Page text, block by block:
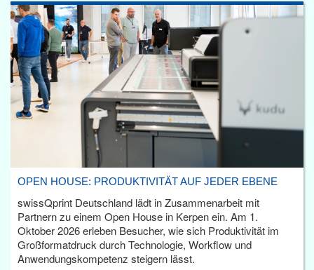
OPEN HOUSE: PRODUKTIVITÄT AUF JEDER EBENE
swissQprint Deutschland lädt in Zusammenarbeit mit
Partnern zu einem Open House in Kerpen ein. Am 1.
Oktober 2026 erleben Besucher, wie sich Produktivität im
Großformatdruck durch Technologie, Workflow und
Anwendungskompetenz steigern lässt.